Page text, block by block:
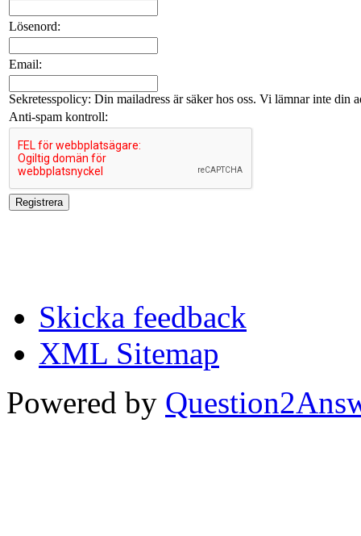
Lösenord:
Email:
Sekretesspolicy: Din mailadress är säker hos oss. Vi lämnar inte din
Anti-spam kontroll:
Skicka feedback
XML Sitemap
Powered by